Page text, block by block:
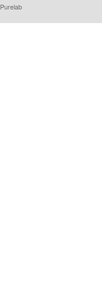
Purelab